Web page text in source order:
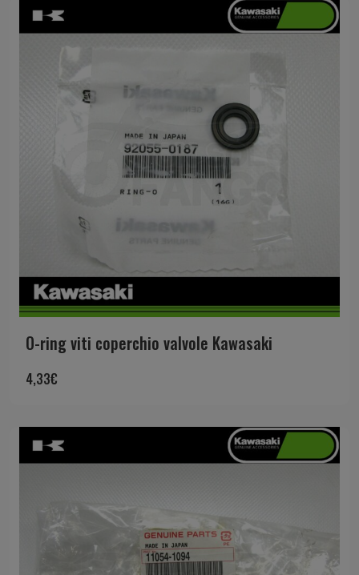
O-ring viti coperchio valvole Kawasaki
4,33€